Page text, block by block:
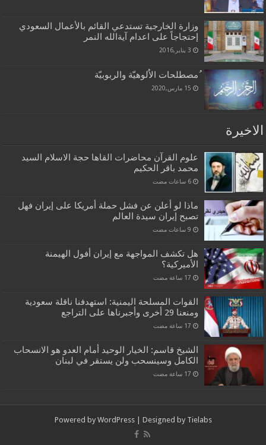
وزارة الخارجية تستدعي القائم بالأعمال السعودي
إحتجاجاً على اعدام آيةالله النمر
3 يناير,2016
ُمصطلحات الاُلوهيّة والربوبيّة
15 مارس,2020
الاخيرة
علوم القرآن محاضرات القاها حجة الاسلام السيد
محمد باقر الحكيم
‏6 ساعات مضت
ماذا لو أعلن عن فشل حملة أمريكا على إيران فهل
تصبح إيران سيدة العالم
هل تكشف المواجهة مع إيران أفول الهيمنة
الأميركية؟
القوات المسلحة اليمنية: استهدفنا ناقلة سعودية
ومنعنا 29 أخرى وأجبرناها على التراجع
الشيخ قاسم: الخيار الوحيد أمام العدو هو الانسحاب
الكامل وسينسحب ولن يستقر في لبنان
Powered by WordPress| Designed by Tielabs